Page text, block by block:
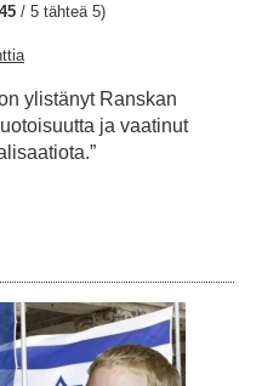
/ 5 tähteä 5)
ylistänyt Ranskan
ja vaatinut